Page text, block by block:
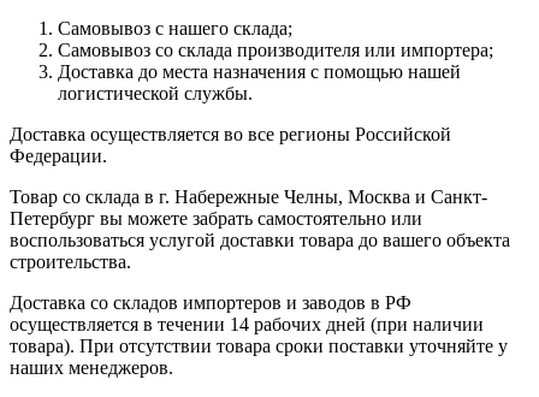
Самовывоз с нашего склада;
Самовывоз со склада производителя или импортера;
Доставка до места назначения с помощью нашей
логистической службы.
Доставка осуществляется во все регионы Российской
Федерации.
Товар со склада в г. Набережные Челны, Москва и Санкт-
Петербург вы можете забрать самостоятельно или
воспользоваться услугой доставки товара до вашего объекта
строительства.
Доставка со складов импортеров и заводов в РФ
осуществляется в течении 14 рабочих дней (при наличии
товара). При отсутствии товара сроки поставки уточняйте у
наших менеджеров.